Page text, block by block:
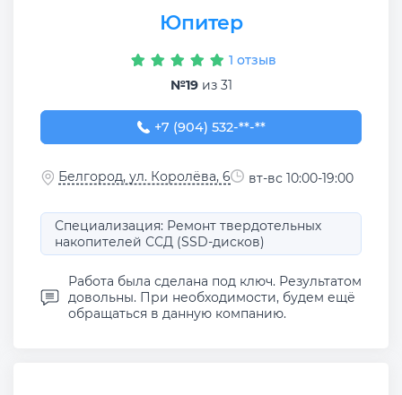
Юпитер
1 отзыв
№19из 31
+7 (904) 532-92-16
+7 (904) 532-**-**
Белгород, ул. Королёва, 6 вт-вс 10:00-19:00
Специализация: Ремонт твердотельных
накопителей ССД (SSD-дисков)
Работа была сделана под ключ. Результатом
довольны. При необходимости, будем ещё
обращаться в данную компанию.